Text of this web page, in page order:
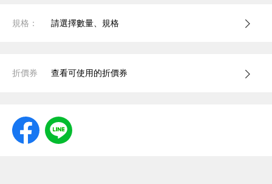
規格： 請選擇數量、規格
折價券 查看可使用的折價券